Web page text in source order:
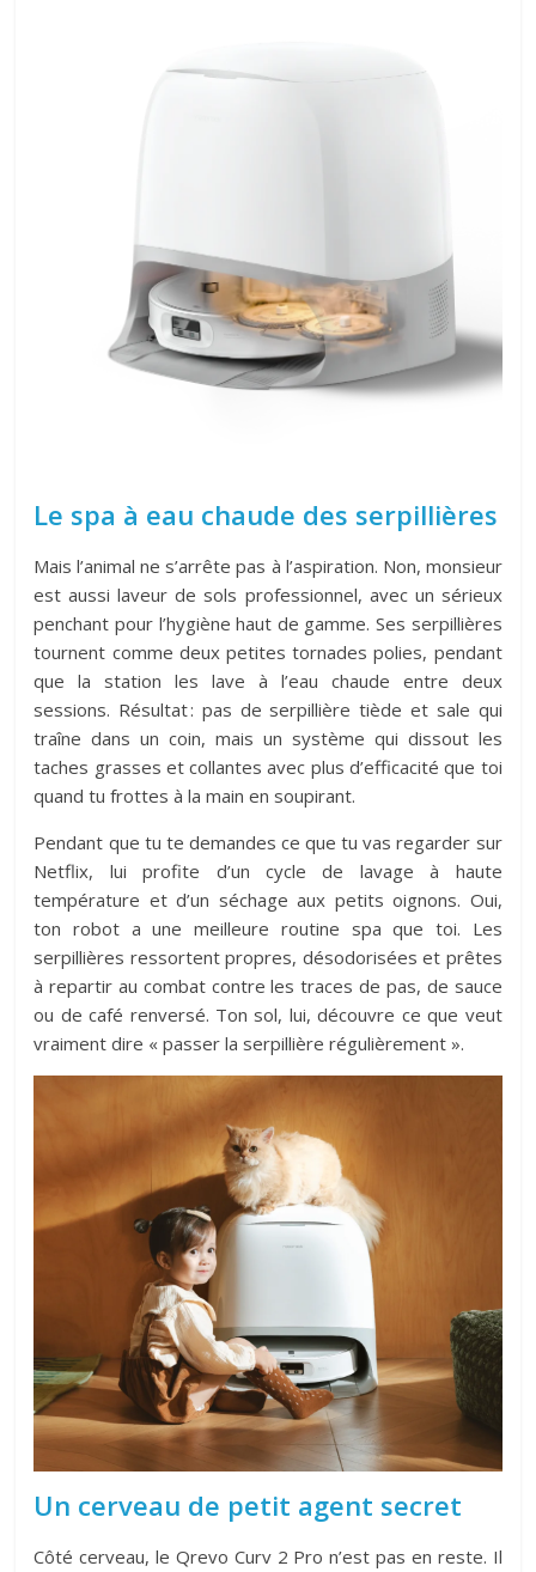
Le spa à eau chaude des serpillières
Mais l’animal ne s’arrête pas à l’aspiration. Non, monsieur
est aussi laveur de sols professionnel, avec un sérieux
penchant pour l’hygiène haut de gamme. Ses serpillières
tournent comme deux petites tornades polies, pendant
que la station les lave à l’eau chaude entre deux
sessions. Résultat : pas de serpillière tiède et sale qui
traîne dans un coin, mais un système qui dissout les
taches grasses et collantes avec plus d’efficacité que toi
quand tu frottes à la main en soupirant.
Pendant que tu te demandes ce que tu vas regarder sur
Netflix, lui profite d’un cycle de lavage à haute
température et d’un séchage aux petits oignons. Oui,
ton robot a une meilleure routine spa que toi. Les
serpillières ressortent propres, désodorisées et prêtes
à repartir au combat contre les traces de pas, de sauce
ou de café renversé. Ton sol, lui, découvre ce que veut
vraiment dire « passer la serpillière régulièrement ».
Un cerveau de petit agent secret
Côté cerveau, le Qrevo Curv 2 Pro n’est pas en reste. Il